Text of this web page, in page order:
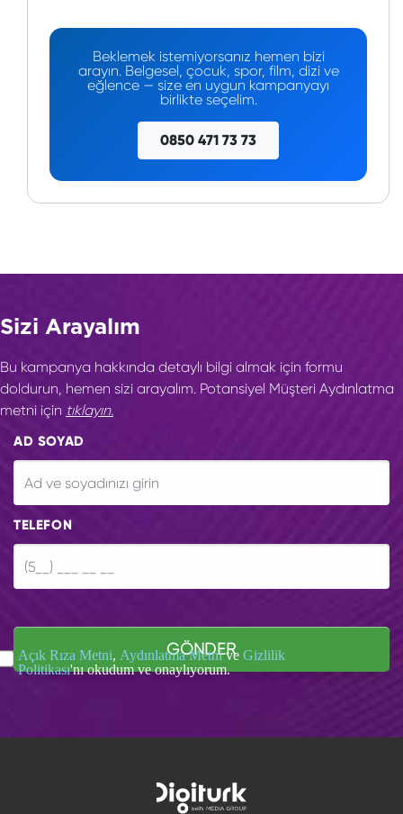
Beklemek istemiyorsanız hemen bizi
arayın. Belgesel, çocuk, spor, film, dizi ve
eğlence — size en uygun kampanyayı
birlikte seçelim.
0850 471 73 73
Sizi Arayalım
Bu kampanya hakkında detaylı bilgi almak için formu
doldurun, hemen sizi arayalım. Potansiyel Müşteri Aydınlatma
metni için tıklayın.
AD SOYAD
TELEFON
GÖNDER
Açık Rıza Metni, Aydınlatma Metnive Gizlilik
Politikası'nı okudum ve onaylıyorum.